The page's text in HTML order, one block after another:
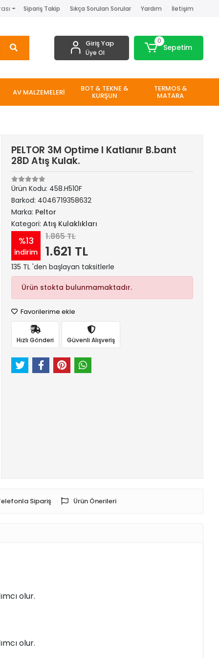
Sipariş Takip Sıkça Sorulan Sorular Yardım İletişim
Giriş Yap
Üye Ol
0
Sepetim
AV MALZEMELERİ BOT & TEKNE &
KURŞUN
TERMOS &
MATARA
PELTOR 3M Optime I Katlanır B.bant
28D Atış Kulak.
Ürün Kodu: 458.H510F
Barkod: 4046719358632
Marka: Peltor
Kategori:Atış Kulaklıkları
%13
indirim
1.865 TL
1.621 TL
135 TL 'den başlayan taksitlerle
Ürün stokta bulunmamaktadır.
Favorilerime ekle
Hızlı Gönderi Güvenli Alışveriş
Sipariş Ürün Önerileri
olur.
olur.